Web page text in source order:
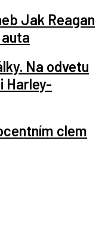
Jak Reagan
Na odvetu
Harley-
clem